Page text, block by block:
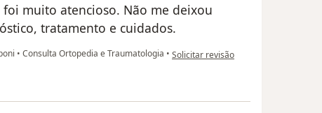
muito atencioso. Não me deixou
tratamento e cuidados.
• Consulta Ortopedia e Traumatologia • na opinião do utilizador Graciela Aquino
Solicitar revisão